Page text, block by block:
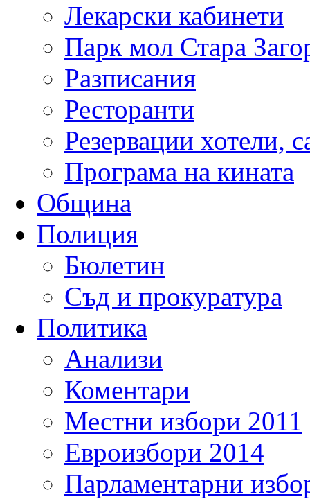
Лекарски кабинети
Парк мол Стара
Разписания
Ресторанти
Резервации хотели,
Програма на кината
Община
Полиция
Бюлетин
Съд и прокуратура
Политика
Анализи
Коментари
Местни избори 2011
Евроизбори 2014
Парламентарни